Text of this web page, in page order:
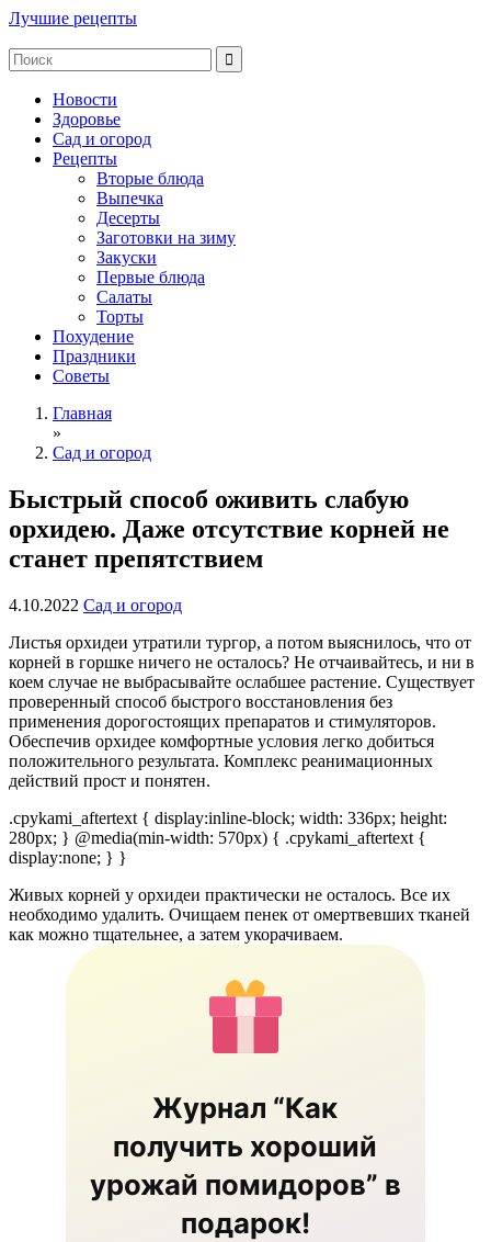
Лучшие рецепты
Новости
Здоровье
Сад и огород
Рецепты
Вторые блюда
Выпечка
Десерты
Заготовки на зиму
Закуски
Первые блюда
Салаты
Торты
Похудение
Праздники
Советы
Главная
»
Сад и огород
Быстрый способ оживить слабую
орхидею. Даже отсутствие корней не
станет препятствием
4.10.2022 Сад и огород
Листья орхидеи утратили тургор, а потом выяснилось, что от
корней в горшке ничего не осталось? Не отчаивайтесь, и ни в
коем случае не выбрасывайте ослабшее растение. Существует
проверенный способ быстрого восстановления без
применения дорогостоящих препаратов и стимуляторов.
Обеспечив орхидее комфортные условия легко добиться
положительного результата. Комплекс реанимационных
действий прост и понятен.
.cpykami_aftertext { display:inline-block; width: 336px; height:
280px; } @media(min-width: 570px) { .cpykami_aftertext {
display:none; } }
Живых корней у орхидеи практически не осталось. Все их
необходимо удалить. Очищаем пенек от омертвевших тканей
как можно тщательнее, а затем укорачиваем.
Журнал “Как
получить хороший
урожай помидоров” в
подарок!